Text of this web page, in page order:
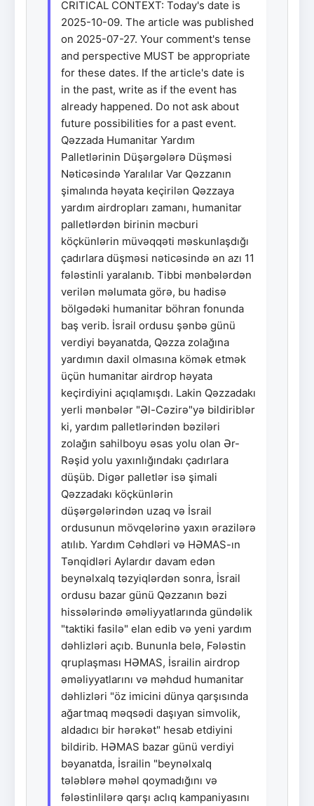
CRITICAL CONTEXT: Today's date is
2025-10-09. The article was published
on 2025-07-27. Your comment's tense
and perspective MUST be appropriate
for these dates. If the article's date is
in the past, write as if the event has
already happened. Do not ask about
future possibilities for a past event.
Qəzzada Humanitar Yardım
Palletlərinin Düşərgələrə Düşməsi
Nəticəsində Yaralılar Var Qəzzanın
şimalında həyata keçirilən Qəzzaya
yardım airdropları zamanı, humanitar
palletlərdən birinin məcburi
köçkünlərin müvəqqəti məskunlaşdığı
çadırlara düşməsi nəticəsində ən azı 11
fələstinli yaralanıb. Tibbi mənbələrdən
verilən məlumata görə, bu hadisə
bölgədəki humanitar böhran fonunda
baş verib. İsrail ordusu şənbə günü
verdiyi bəyanatda, Qəzza zolağına
yardımın daxil olmasına kömək etmək
üçün humanitar airdrop həyata
keçirdiyini açıqlamışdı. Lakin Qəzzadakı
yerli mənbələr "Əl-Cəzirə"yə bildiriblər
ki, yardım palletlərindən bəziləri
zolağın sahilboyu əsas yolu olan Ər-
Rəşid yolu yaxınlığındakı çadırlara
düşüb. Digər palletlər isə şimali
Qəzzadakı köçkünlərin
düşərgələrindən uzaq və İsrail
ordusunun mövqelərinə yaxın ərazilərə
atılıb. Yardım Cəhdləri və HƏMAS-ın
Tənqidləri Aylardır davam edən
beynəlxalq təzyiqlərdən sonra, İsrail
ordusu bazar günü Qəzzanın bəzi
hissələrində əməliyyatlarında gündəlik
"taktiki fasilə" elan edib və yeni yardım
dəhlizləri açıb. Bununla belə, Fələstin
qruplaşması HƏMAS, İsrailin airdrop
əməliyyatlarını və məhdud humanitar
dəhlizləri "öz imicini dünya qarşısında
ağartmaq məqsədi daşıyan simvolik,
aldadıcı bir hərəkət" hesab etdiyini
bildirib. HƏMAS bazar günü verdiyi
bəyanatda, İsrailin "beynəlxalq
tələblərə məhəl qoymadığını və
fələstinlilərə qarşı aclıq kampaniyasını